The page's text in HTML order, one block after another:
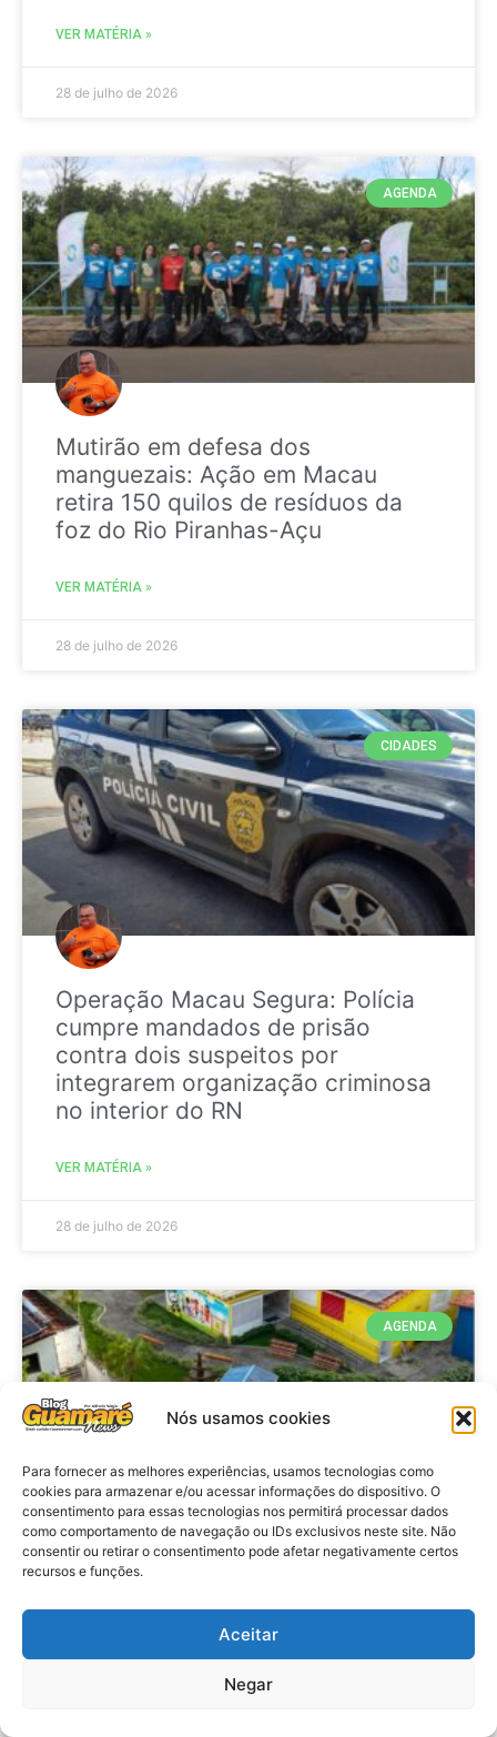
Nós usamos cookies
Para fornecer as melhores experiências, usamos tecnologias como
cookies para armazenar e/ou acessar informações do dispositivo. O
consentimento para essas tecnologias nos permitirá processar dados
como comportamento de navegação ou IDs exclusivos neste site. Não
consentir ou retirar o consentimento pode afetar negativamente certos
recursos e funções.
Aceitar
Negar
VER MATÉRIA »
28 de julho de 2026
AGENDA
Mutirão em defesa dos
manguezais: Ação em Macau
retira 150 quilos de resíduos da
foz do Rio Piranhas-Açu
VER MATÉRIA »
28 de julho de 2026
CIDADES
Operação Macau Segura: Polícia
cumpre mandados de prisão
contra dois suspeitos por
integrarem organização criminosa
no interior do RN
VER MATÉRIA »
28 de julho de 2026
AGENDA
Agenda: 10ª Mostra Pedagógica
da Casa Durval Paiva acontecerá
nesta quarta-feira (29)